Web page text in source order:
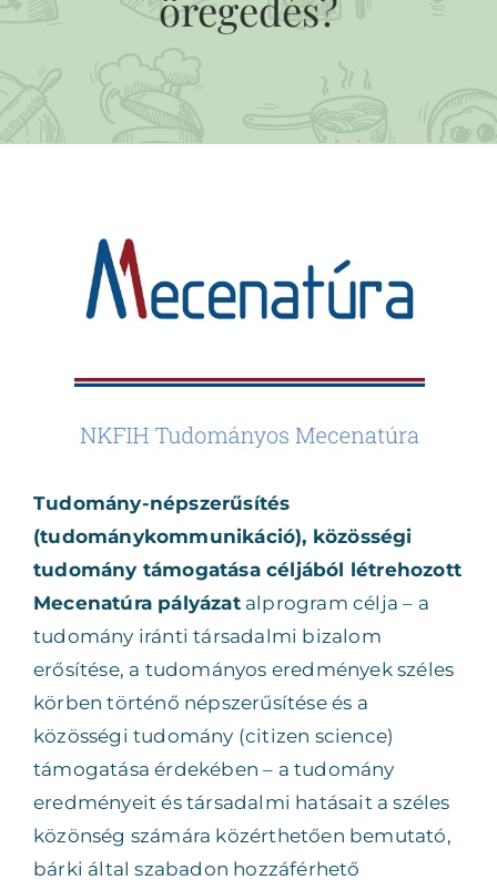
Tudomány-népszerűsítés
(tudománykommunikáció), közösségi
tudomány támogatása céljából létrehozott
Mecenatúra pályázatalprogram célja – a
tudomány iránti társadalmi bizalom
erősítése, a tudományos eredmények széles
körben történő népszerűsítése és a
közösségi tudomány (citizen science)
támogatása érdekében – a tudomány
eredményeit és társadalmi hatásait a széles
közönség számára közérthetően bemutató,
bárki által szabadon hozzáférhető